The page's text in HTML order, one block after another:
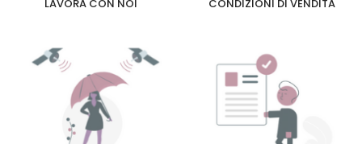
LAVORA CON NOI CONDIZIONI DI VENDITA